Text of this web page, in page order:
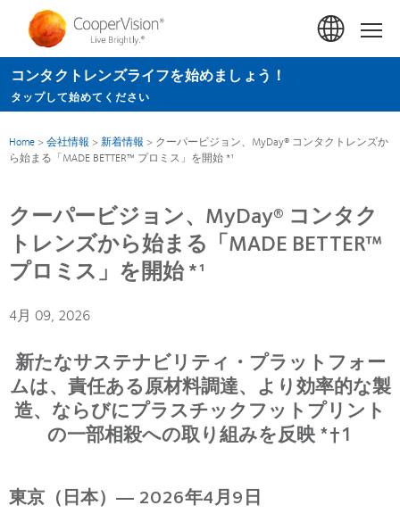
ン
コ
ン
ン
移
コンタクトレンズライフを始めましょう！
タップして始めてください
Home >会社情報 >新着情報 > クーパービジョン、MyDay® コンタクトレンズか
ら始まる「MADE BETTER™ プロミス」を開始 *¹
クーパービジョン、MyDay® コンタク
トレンズから始まる「MADE BETTER™
プロミス」を開始 *¹
4月 09, 2026
新たなサステナビリティ・プラットフォー
ムは、責任ある原材料調達、より効率的な製
造、ならびにプラスチックフットプリント
の一部相殺への取り組みを反映 *†1
東京（日本）― 2026年4月9日